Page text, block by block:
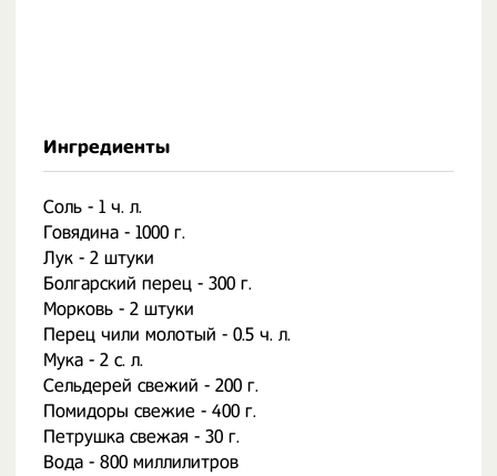
Ингредиенты
Соль - 1 ч. л.
Говядина - 1000 г.
Лук - 2 штуки
Болгарский перец - 300 г.
Морковь - 2 штуки
Перец чили молотый - 0.5 ч. л.
Мука - 2 с. л.
Сельдерей свежий - 200 г.
Помидоры свежие - 400 г.
Петрушка свежая - 30 г.
Вода - 800 миллилитров